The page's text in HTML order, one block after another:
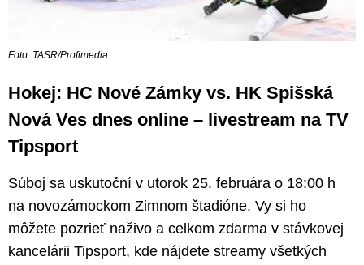
Foto: TASR/Profimedia
Hokej: HC Nové Zámky vs. HK Spišská
Nová Ves dnes online – livestream na TV
Tipsport
Súboj sa uskutoční v utorok 25. februára o 18:00 h
na novozámockom Zimnom štadióne. Vy si ho
môžete pozrieť naživo a celkom zdarma v stávkovej
kancelárii Tipsport, kde nájdete streamy všetkých